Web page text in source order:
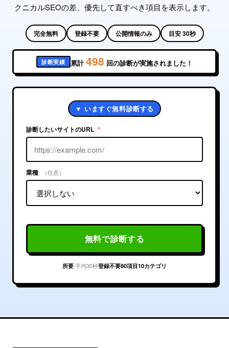
クニカルSEOの差、優先して直すべき項目を表示します。
完全無料 登録不要 公開情報のみ 目安 30秒
診断実績 累計498 回の診断が実施されました！
▼ いますぐ無料診断する
診断したいサイトのURL *
業種 （任意）
無料で診断する
所要 平均30秒登録不要80項目10カテゴリ